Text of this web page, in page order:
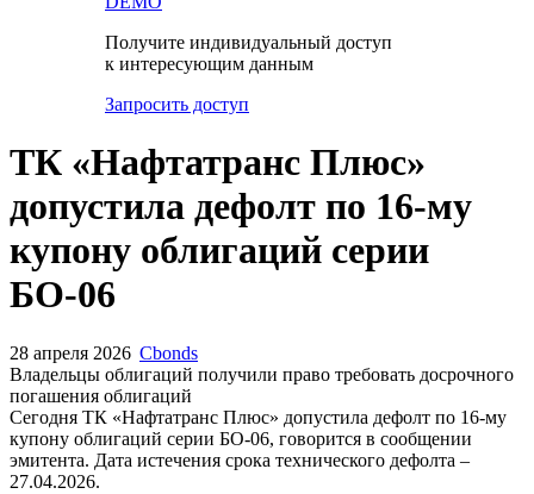
Получите индивидуальный доступ
к интересующим данным
Запросить доступ
ТК «Нафтатранс Плюс»
допустила дефолт по 16-му
купону облигаций серии
БО-06
28 апреля 2026 Cbonds
Владельцы облигаций получили право требовать досрочного
погашения облигаций
Сегодня ТК «Нафтатранс Плюс» допустила дефолт по 16-му
купону облигаций серии БО-06, говорится в сообщении
эмитента. Дата истечения срока технического дефолта –
27.04.2026.